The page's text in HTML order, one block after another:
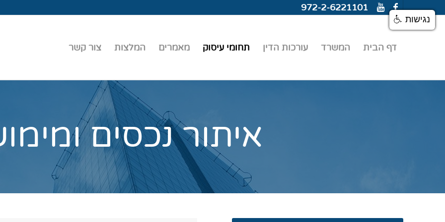
972-2-6221101
דף הבית המשרד עורכות הדין תחומי עיסוק מאמרים המלצות צור קשר
איתור נכסים
נגישות